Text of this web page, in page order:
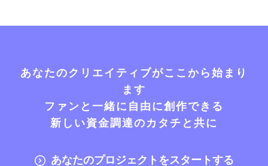
あなたのクリエイティブがここから始まり
ます
ファンと一緒に自由に創作できる
新しい資金調達のカタチと共に
あなたのプロジェクトをスタートする